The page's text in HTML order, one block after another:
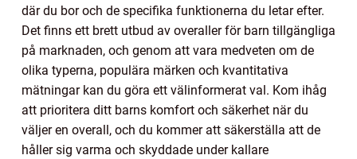
där du bor och de specifika funktionerna du letar efter.
Det finns ett brett utbud av overaller för barn tillgängliga
på marknaden, och genom att vara medveten om de
olika typerna, populära märken och kvantitativa
mätningar kan du göra ett välinformerat val. Kom ihåg
att prioritera ditt barns komfort och säkerhet när du
väljer en overall, och du kommer att säkerställa att de
håller sig varma och skyddade under kallare